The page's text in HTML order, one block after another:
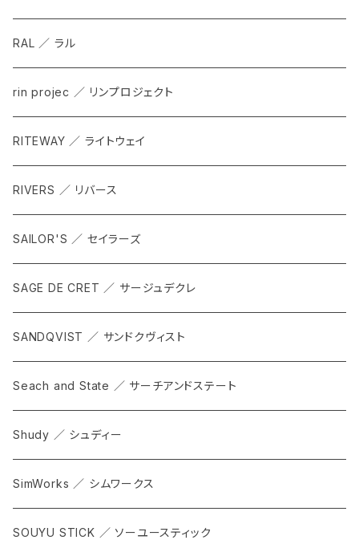
RAL ／ ラル
rin projec ／ リンプロジェクト
RITEWAY ／ ライトウェイ
RIVERS ／ リバース
SAILOR'S ／ セイラーズ
SAGE DE CRET ／ サージュデクレ
SANDQVIST ／ サンドクヴィスト
Seach and State ／ サーチアンドステート
Shudy ／ シュディー
SimWorks ／ シムワークス
SOUYU STICK ／ ソーユースティック